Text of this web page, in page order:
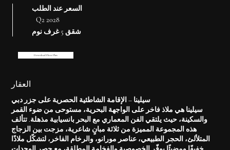
السعر عند الطلب
Q2 2028
شقق 5 غرف نوم
Download Floor Plan
العقار
سيلينا – الإقامة الشاطئية الحصرية على جزر دبي
سيلينا هي ملاذ فاخر على الواجهة البحرية، مستوحى من ضوء القمر
والسكينة، حيث يلتقي الفن المعماري مع البحر بانسيابية مذهلة. تتألف
هذه المجموعة المميزة من ثلاثة مبانٍ شاعرية، مزجت بين الزجاج
المتلألئ، الحجر الطبيعي، عناصر مورانو، والرخام الفاخر، لتشكّل ملاذًا